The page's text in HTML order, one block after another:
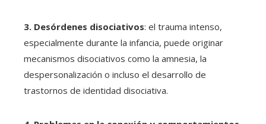
3. Desórdenes disociativos: el trauma intenso,
especialmente durante la infancia, puede originar
mecanismos disociativos como la amnesia, la
despersonalización o incluso el desarrollo de
trastornos de identidad disociativa.